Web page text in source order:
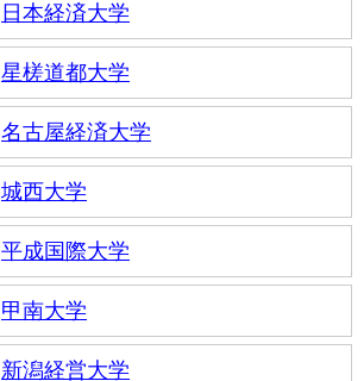
日本経済大学
星槎道都大学
名古屋経済大学
城西大学
平成国際大学
甲南大学
新潟経営大学